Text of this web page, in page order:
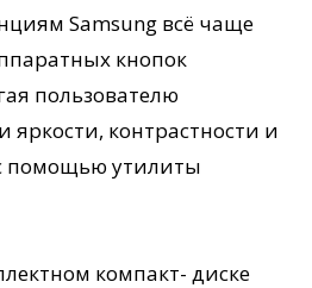
Samsung всё чаще
кнопок
пользователю
яркости, контрастности и
помощью утилиты
компакт- диске